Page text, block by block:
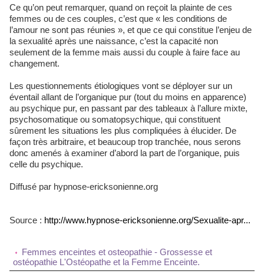
Ce qu’on peut remarquer, quand on reçoit la plainte de ces
femmes ou de ces couples, c’est que « les conditions de
l’amour ne sont pas réunies », et que ce qui constitue l’enjeu de
la sexualité après une naissance, c’est la capacité non
seulement de la femme mais aussi du couple à faire face au
changement.
Les questionnements étiologiques vont se déployer sur un
éventail allant de l’organique pur (tout du moins en apparence)
au psychique pur, en passant par des tableaux à l’allure mixte,
psychosomatique ou somatopsychique, qui constituent
sûrement les situations les plus compliquées à élucider. De
façon très arbitraire, et beaucoup trop tranchée, nous serons
donc amenés à examiner d’abord la part de l’organique, puis
celle du psychique.
Diffusé par hypnose-ericksonienne.org
Source : http://www.hypnose-ericksonienne.org/Sexualite-apr...
Femmes enceintes et osteopathie - Grossesse et
ostéopathie L'Ostéopathe et la Femme Enceinte.